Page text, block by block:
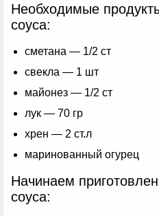
Необходимые
соуса:
сметана — 1/2 ст
свекла — 1 шт
майонез — 1/2 ст
лук — 70 гр
хрен — 2 ст.л
маринованный огурец
Начинаем
соуса: